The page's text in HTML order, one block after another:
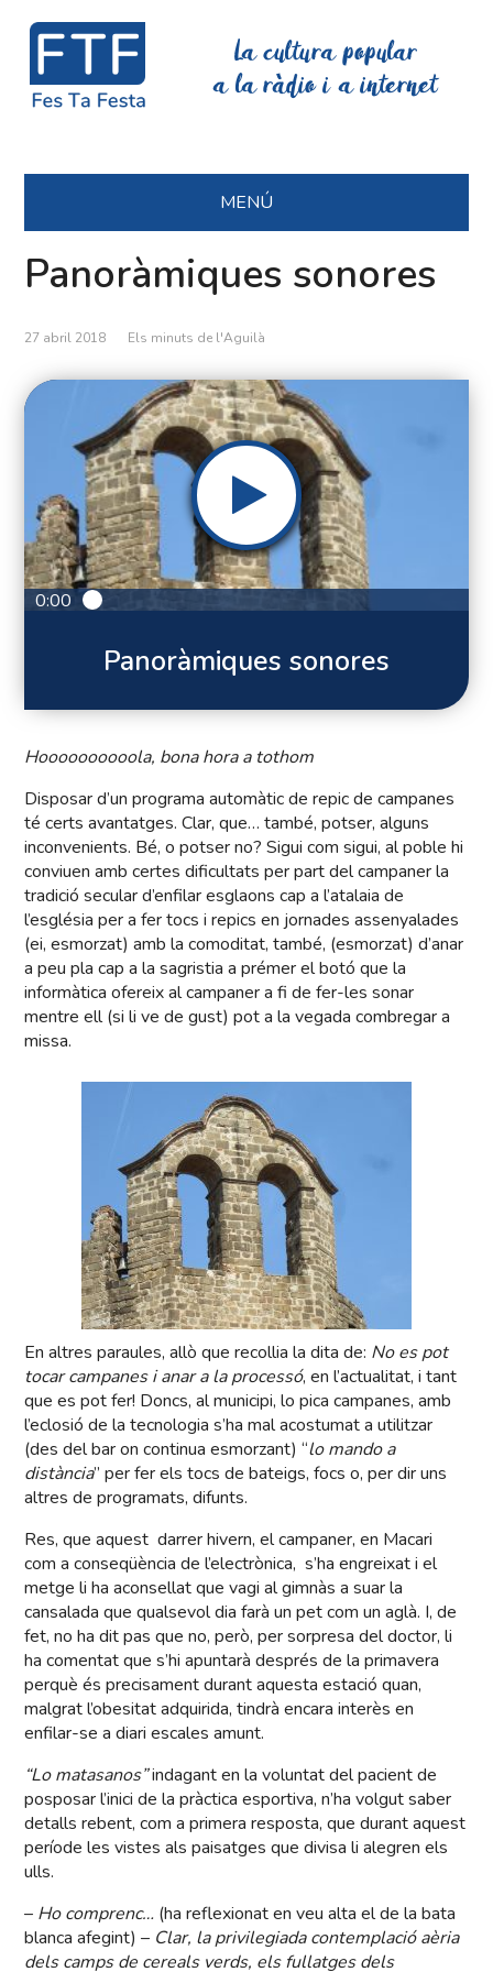
La cultura popular
a la ràdio i a internet
MENÚ
Panoràmiques sonores
27 abril 2018 Els minuts de l'Aguilà
0:00
Panoràmiques sonores
Hoooooooooola, bona hora a tothom
Disposar d’un programa automàtic de repic de campanes
té certs avantatges. Clar, que… també, potser, alguns
inconvenients. Bé, o potser no? Sigui com sigui, al poble hi
conviuen amb certes dificultats per part del campaner la
tradició secular d’enfilar esglaons cap a l’atalaia de
l’església per a fer tocs i repics en jornades assenyalades
(ei, esmorzat) amb la comoditat, també, (esmorzat) d’anar
a peu pla cap a la sagristia a prémer el botó que la
informàtica ofereix al campaner a fi de fer-les sonar
mentre ell (si li ve de gust) pot a la vegada combregar a
missa.
En altres paraules, allò que recollia la dita de: No es pot
tocar campanes i anar a la processó, en l’actualitat, i tant
que es pot fer! Doncs, al municipi, lo pica campanes, amb
l’eclosió de la tecnologia s’ha mal acostumat a utilitzar
(des del bar on continua esmorzant) “lo mando a
distància” per fer els tocs de bateigs, focs o, per dir uns
altres de programats, difunts.
Res, que aquest darrer hivern, el campaner, en Macari
com a conseqüència de l’electrònica, s’ha engreixat i el
metge li ha aconsellat que vagi al gimnàs a suar la
cansalada que qualsevol dia farà un pet com un aglà. I, de
fet, no ha dit pas que no, però, per sorpresa del doctor, li
ha comentat que s’hi apuntarà després de la primavera
perquè és precisament durant aquesta estació quan,
malgrat l’obesitat adquirida, tindrà encara interès en
enfilar-se a diari escales amunt.
“Lo matasanos”indagant en la voluntat del pacient de
posposar l’inici de la pràctica esportiva, n’ha volgut saber
detalls rebent, com a primera resposta, que durant aquest
període les vistes als paisatges que divisa li alegren els
ulls.
– Ho comprenc… (ha reflexionat en veu alta el de la bata
blanca afegint) – Clar, la privilegiada contemplació aèria
dels camps de cereals verds, els fullatges dels